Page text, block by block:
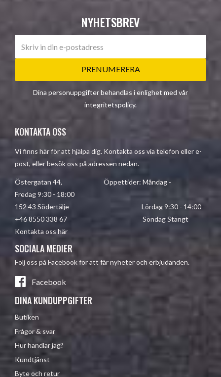
NYHETSBREV
PRENUMERERA
Dina personuppgifter behandlas i enlighet med vår
integritetspolicy.
KONTAKTA OSS
Vi finns här för att hjälpa dig. Kontakta oss via telefon eller e-
post, eller besök oss på adressen nedan.
Östergatan 44, Öppettider: Måndag -
Fredag 9:30 - 18:00
152 43 Södertälje Lördag 9:30 - 14:00
+46 8550 338 67 Söndag Stängt
Kontakta oss här
SOCIALA MEDIER
Följ oss på Facebook för att får nyheter och erbjudanden.
Facebook
DINA KUNDUPPGIFTER
Butiken
Frågor & svar
Hur handlar jag?
Kundtjänst
Byte och retur